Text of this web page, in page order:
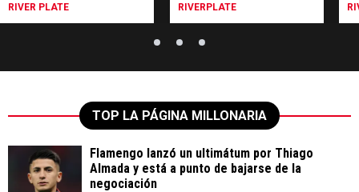
RIVER PLATE RIVERPLATE
TOP LA PÁGINA MILLONARIA
Flamengo lanzó un ultimátum por Thiago
Almada y está a punto de bajarse de la
negociación